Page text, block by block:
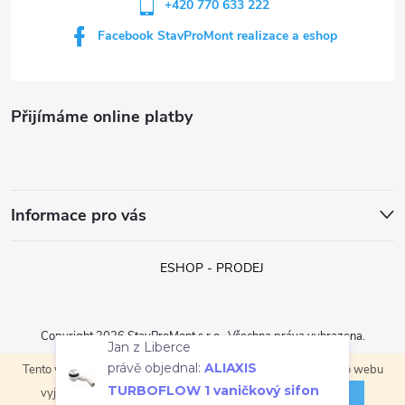
Tento web používá soubory cookie. Dalším procházením tohoto webu
vyjadřujete souhlas s jejich používáním.
ROZUMÍM
Přijímáme online platby
Informace pro vás
+420 770 633 222
Facebook StavProMont realizace a eshop
ESHOP - PRODEJ
Vytvořil Shoptet
Copyright 2026 StavProMont s.r.o. . Všechna práva vyhrazena.
Jan z Liberce
právě objednal:
TURBOFLOW 1 vaničkový sifon